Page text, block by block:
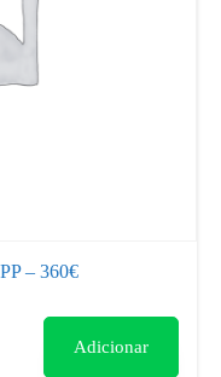
– 360€
Adicionar